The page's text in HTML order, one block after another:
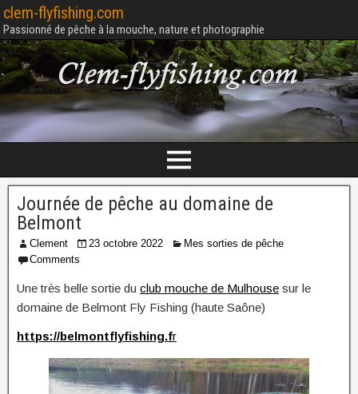
clem-flyfishing.com
Passionné de pêche à la mouche, nature et photographie
Journée de pêche au domaine de
Belmont
Clement 23 octobre 2022
Mes sorties de pêche
Comments
Une très belle sortie du club mouche de Mulhouse sur le
domaine de Belmont Fly Fishing (haute Saône)
https://belmontflyfishing.fr